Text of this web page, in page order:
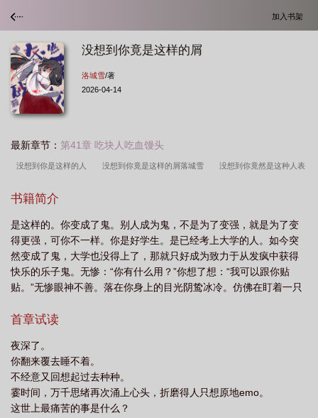
加入书架
没想到你竟是这样的屑
洛城雪/著
2026-04-14
最新章节： 第41章 吃块人吃血馒头
没想到你是这样的人 没想到你竟是这样的屑落城雪 没想到你竟然是这种人表
的屑免费阅读
你竟是这样的屑百度 没想到你是这样的男神 没想到你竟是这样的屑 洛城雪 全
文 没想到你竟是这样的屑笔趣阁无弹窗 没想到你竟是这样的屑笔趣阁 没想
到你竟然是这样的老师漫画全文免费阅读 没想到你竟是这样的屑洛城雪 没想到
你竟是这样的人 没想到你竟是这样的屑作者洛城雪
书籍简介
是这样的。你变成了鬼。别人成为鬼，不是为了变强，就是为了变
得更强，可你不一样。你是好学生。是已经考上大学的人。如今突
然变成了鬼，大学也没得上了，那就只好成为致力于从发疯中获得
快乐的乐子鬼。无惨：“你有什么用？”你想了想：“我可以跟你贴
贴。”无惨眼神不善。落在你身上的目光阴鸷冰冷。仿佛在盯着一只
行啊？】【小鬼子还真是没用……】你大为不解。阴阳怪气的话还
爆了脑袋。你死了。但又没完全死。你揉揉脑袋。漂亮的脸蛋已经
恢复如初，可痛觉还有残留。你不禁腹诽：可怕！不行的男人真可
怕！需要美丽的纸片人贴贴我才能好起来。于是——你果断从无惨
藏身的宅邸滚了，滚去找心爱的纸片人去。那时候，还没有鸣女，
十二鬼月也还没有完全成型，但至高之月的位置从来没有变动过。
首章试读
夜深了。
你翻来覆去睡不着。
不经意又回想起过去种种。
霎时间，万千思绪再次涌上心头，折磨得人只想原地emo。
这世上最痛苦的事是什么？